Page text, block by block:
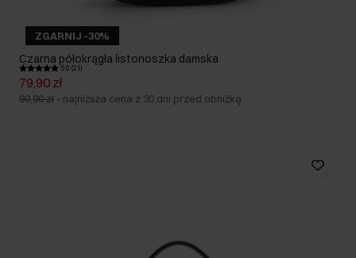
ZGARNIJ -30%
Czarna półokrągła listonoszka damska
5.0 (21)
79,90 zł
99,90 zł - najniższa cena z 30 dni przed obniżką